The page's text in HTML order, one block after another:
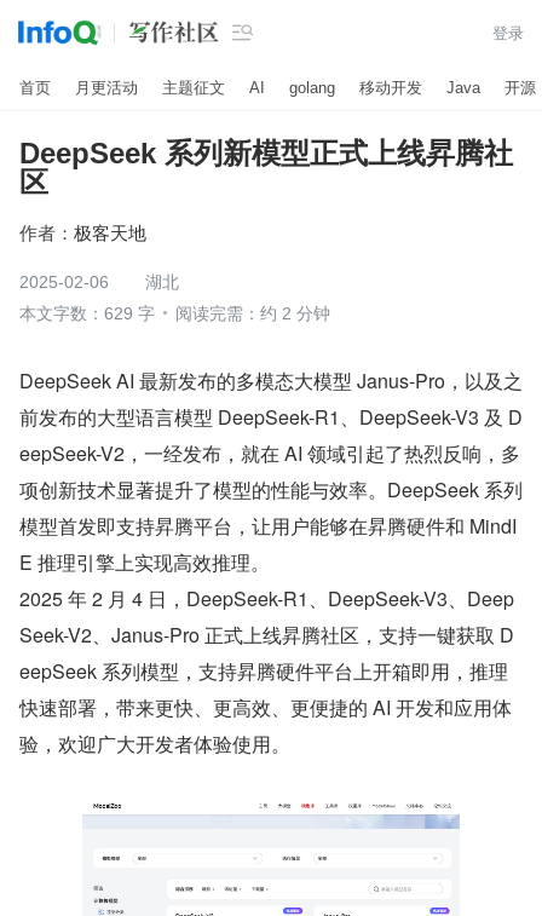
 登录
首页 月更活动 主题征文 AI golang 移动开发 Java 开源
DeepSeek 系列新模型正式上线昇腾社
区
作者： 极客天地
2025-02-06
湖北
本文字数：629 字
阅读完需：约 2 分钟
DeepSeek AI 最新发布的多模态大模型 Janus-Pro，以及之
前发布的大型语言模型 DeepSeek-R1、DeepSeek-V3 及 D
eepSeek-V2，一经发布，就在 AI 领域引起了热烈反响，多
项创新技术显著提升了模型的性能与效率。DeepSeek 系列
模型首发即支持昇腾平台，让用户能够在昇腾硬件和 MindI
E 推理引擎上实现高效推理。
2025 年 2 月 4 日，DeepSeek-R1、DeepSeek-V3、Deep
Seek-V2、Janus-Pro 正式上线昇腾社区，支持一键获取 D
eepSeek 系列模型，支持昇腾硬件平台上开箱即用，推理
快速部署，带来更快、更高效、更便捷的 AI 开发和应用体
验，欢迎广大开发者体验使用。